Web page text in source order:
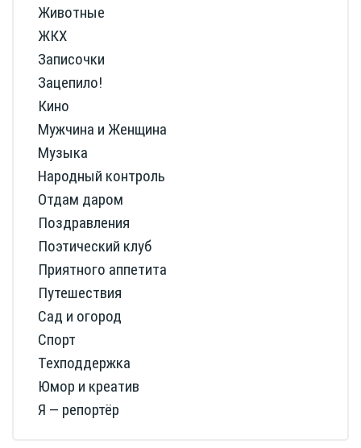
Животные
ЖКХ
Записочки
Зацепило!
Кино
Мужчина и Женщина
Музыка
Народный контроль
Отдам даром
Поздравления
Поэтический клуб
Приятного аппетита
Путешествия
Сад и огород
Спорт
Техподдержка
Юмор и креатив
Я — репортёр